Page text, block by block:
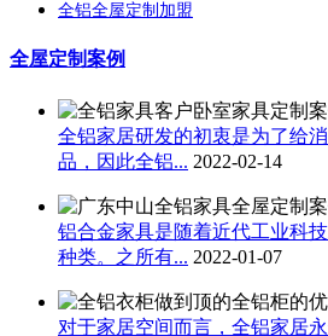
全铝全屋定制加盟
全屋定制案例
全铝家居研发的初衷是为了给
品，因此全铝... 2022-02-14
铝合金家具是随着近代工业科
种类。之所有... 2022-01-07
对于家居空间而言，全铝家居